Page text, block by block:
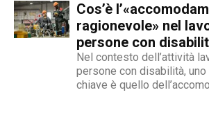
che, a causa di una
non è più...
Cos’è
ragionevole» nel
persone con
Nel contesto dell’attività
persone con disabilità,
chiave è quello